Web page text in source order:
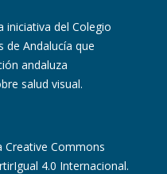
iniciativa del Colegio
Andalucía que
andaluza
salud visual.
Creative Commons
4.0 Internacional.